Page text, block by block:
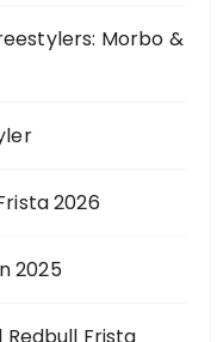
Morbo &
2026
2025